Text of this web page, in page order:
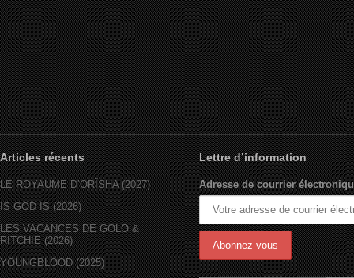
Articles récents
LE ROYAUME D’ORÏSHA (2027)
IS GOD IS (2026)
LES VACANCES DE GOLO &
RITCHIE (2026)
YOUNGBLOOD (2025)
Lettre d’information
Adresse de courrier